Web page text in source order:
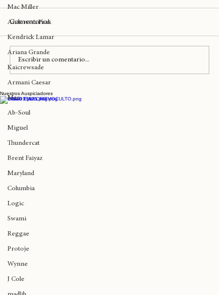
Trap
Mac Miller
Anderson Paak
Kendrick Lamar
Ariana Grande
Kaicrewsade
Armani Caesar
Mac
Ab-Soul
Miguel
Thundercat
Brent Faiyaz
Maryland
Columbia
Logic
Swami
Reggae
Protoje
Wynne
J Cole
A 7 años de 'Flygod Is an Awesome God'
Comentarios
Escribir un comentario...
Nuestros Auspiciadores